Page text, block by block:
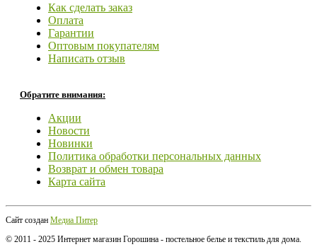
Как сделать заказ
Оплата
Гарантии
Оптовым покупателям
Написать отзыв
Обратите внимания:
Акции
Новости
Новинки
Политика обработки персональных данных
Возврат и обмен товара
Карта сайта
Сайт создан Медиа Питер
© 2011 - 2025 Интернет магазин Горошина - постельное белье и текстиль для дома.